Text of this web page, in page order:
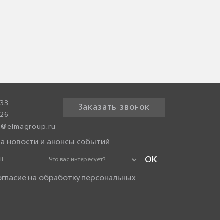
Заказать звонок
новости и анонсы событий
на обработку персональных